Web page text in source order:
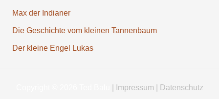
Max der Indianer
Die Geschichte vom kleinen Tannenbaum
Der kleine Engel Lukas
Impressum Datenschutz